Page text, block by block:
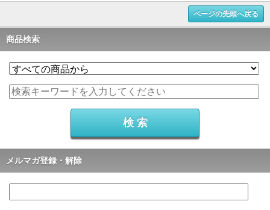
ページの先頭へ戻る
商品検索
メルマガ登録・解除